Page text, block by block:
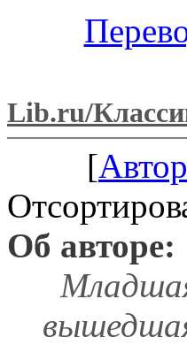
Lib.ru/
[
Об авторе: